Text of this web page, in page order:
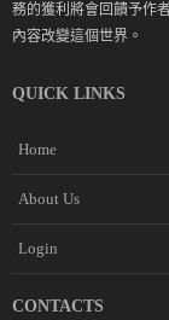
務的獲利將會回饋予作
內容改變這個世界。
QUICK LINKS
Home
About Us
Login
CONTACTS